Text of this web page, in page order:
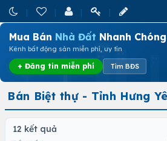
Mua Bán Nhà Đất Nhanh Chóng
Kênh bất động sản miễn phí, uy tín
+ Đăng tin miễn phí Tìm BĐS
Bán Biệt thự - Tỉnh Hưng
12 kết quả